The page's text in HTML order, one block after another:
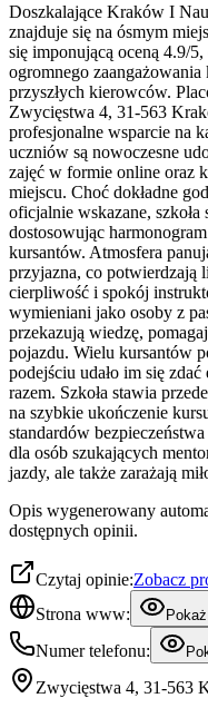
Doszkalające Kraków I
znajduje się na ósmym
się imponującą oceną 4.9/
ogromnego
przyszłych kierowców.
Zwycięstwa 4, 31-563
profesjonalne wsparcie na
uczniów są nowoczesne
zajęć w formie online oraz
miejscu. Choć dokładne
oficjalnie wskazane, szkoła
dostosowując
kursantów. Atmosfera
przyjazna, co potwierdzają
cierpliwość i spokój
wymieniani jako osoby z
przekazują wiedzę,
pojazdu. Wielu kursantów
podejściu udało im się
razem. Szkoła stawia
na szybkie ukończenie
standardów
dla osób szukających
jazdy, ale także zarażają
Opis wygenerowany
dostępnych opinii.
Czytaj opinie:Zobacz
Strona www:
Numer telefonu:
Zwycięstwa 4, 31-563